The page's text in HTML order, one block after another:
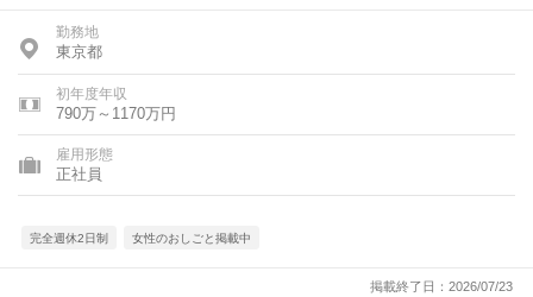
勤務地
東京都
初年度年収
790万～1170万円
雇用形態
正社員
完全週休2日制 女性のおしごと掲載中
掲載終了日：2026/07/23